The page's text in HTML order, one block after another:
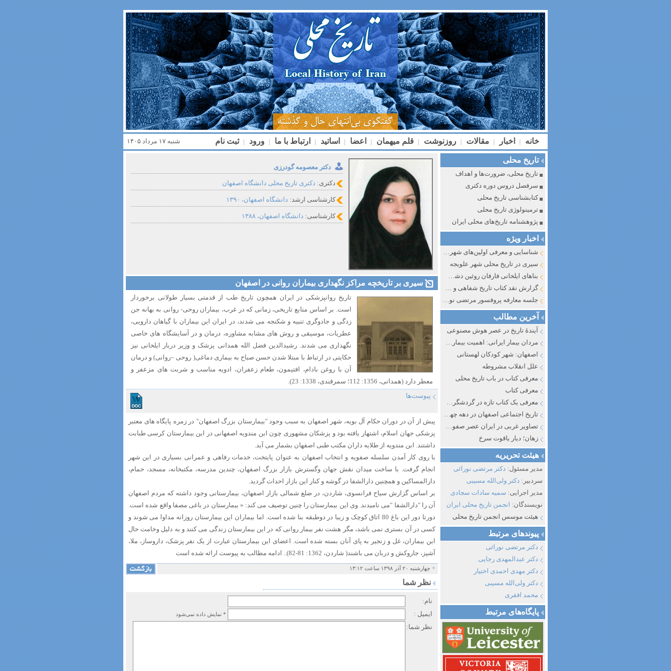
خانه | اخبار | مقالات | روزنوشت | قلم میهمان | اعضا | اساتید | ارتباط با ما | ورود | ثبت نام شنبه ۱۷ مرداد ۱۴۰۵
تاریخ محلی
تاریخ محلی، ضرورت‌ها و اهداف
سرفصل دروس دوره دکتری
کتابشناسی تاریخ محلی
ترمینولوژی تاریخ محلی
پژوهشنامه تاریخ‌های محلی ایران
اخبار ویژه
شناسایی و معرفی اولین‌های شهر مشهد
سیری در تاریخ محلی شهر علویجه
بناهای ایلخانی فارفان روئین دشت اصفهان
گزارش نقد کتاب تاریخ شفاهی و جایگاه آن در تاریخ نگاری معاصر ایران ۱۳۸۵-۱۳۵۸
جلسه معارفه پروفسور مرتضی نورائی در دپارتمان شرق‌شناسی دانشگاه صوفیا، بلغارستان
آخرین مطالب
آیندهٔ تاریخ در عصر هوش مصنوعی
مردان بیمار ایرانی: اهمیت بیماری به عنوان عاملی در تفسیر تاریخ سیاسی ایران جدید
اصفهان: شهر کودکان لهستانی
علل انقلاب مشروطه
معرفی کتاب در باب تاریخ محلی
معرفی کتاب
معرفی یک کتاب تازه در گردشگری اصفهان
تاریخ اجتماعی اصفهان در دهه چهل و پنجاه از نگاه طنز نوروز جمشاد
تصاویر غربی در ایران عصر صفوی و قاجار
زهان؛ دیار یاقوت سرخ
هیئت تحریریه
مدیر مسئول: دکتر مرتضی نورائی
سردبیر: دکتر ولی‌الله مسیبی
مدیر اجرایی: سمیه سادات سجادی
نویسندگان: انجمن تاریخ محلی ایران
هیئت موسس انجمن تاریخ محلی
پیوند‌های مرتبط
دکتر مرتضی نورائی
دکتر عبدالمهدی رجایی
دکتر مهدی احمدی اختیار
دکتر ولی‌الله مسیبی
محمد افقری
پایگاه‌های مرتبط
دکتر معصومه گودرزی
دکتری: دکتری تاریخ محلی دانشگاه اصفهان
کارشناسی ارشد: دانشگاه اصفهان، ۱۳۹۰
کارشناسی: دانشگاه اصفهان، ۱۳۸۸
سیری بر تاریخچه مراکز نگهداری بیماران روانی در اصفهان
تاریخ روانپزشکی در ایران همچون تاریخ طب از قدمتی بسیار طولانی برخوردار
است. بر اساس منابع تاریخی، زمانی که در غرب، بیماران روحی- روانی به بهانه جن
زدگی و جادوگری تنبیه و شکنجه می شدند، در ایران این بیماران با گیاهان دارویی،
عطریات، موسیقی و روش های مشابه مشاوره، درمان و در آسایشگاه های خاصی
نگهداری می شدند. رشیدالدین فضل الله همدانی پزشک و وزیر دربار ایلخانی نیز
حکایتی در ارتباط با مبتلا شدن حسن صباح به بیماری دماغی( روحی –روانی) و درمان
آن با روغن بادام، افتیمون، طعام زعفران، ادویه مناسب و شربت های مزعفر و
معطر دارد (همدانی، 1356: 112؛ سمرقندی، 1338: 23).
پیوست‌ها
پیش از آن در دوران حکام آل بویه، شهر اصفهان به سبب وجود "بیمارستان بزرگ اصفهان" در زمره پایگاه های معتبر
پزشکی جهان اسلام، اشتهار یافته بود و پزشکان مشهوری چون ابن مندویه اصفهانی در این بیمارستان کرسی طبابت
داشتند. ابن مندویه از طلایه داران مکتب طبی اصفهان بشمار می آید.
با روی کار آمدن سلسله صفویه و انتخاب اصفهان به عنوان پایتخت، خدمات رفاهی و عمرانی بسیاری در این شهر
انجام گرفت. با ساخت میدان نقش جهان وگسترش بازار بزرگ اصفهان، چندین مدرسه، مکتبخانه، مسجد، حمام،
دارالمساکین و همچنین دارالشفا در گوشه و کنار این بازار احداث گردید.
بر اساس گزارش سیاح فرانسوی، شاردن، در ضلع شمالی بازار اصفهان، بیمارستانی وجود داشته که مردم اصفهان
آن را "دارالشفا "می نامیدند. وی این بیمارستان را چنین توصیف می کند: « بیمارستان در باغی مصفا واقع شده است.
دورتا دور این باغ 80 اتاق کوچک و زیبا در دوطبقه بنا شده است. اما بیماران این بیمارستان روزانه مداوا می شوند و
کسی در آن بستری نمی باشد، مگر هشت نفر بیمار روانی که در این بیمارستان زندگی می کنند و به دلیل وخامت حال
این بیماران، غل و زنجیر به پای آنان بسته شده است. اعضای این بیمارستان عبارت از یک نفر پزشک، داروساز، ملا،
آشپز، جاروکش و دربان می باشند( شاردن، 1362: 81-82).. ادامه مطالب به پیوست ارائه شده است
+ چهارشنبه ۲۰ آذر ۱۳۹۸ ساعت ۱۳:۱۲
نظر شما
نام:
ایمیل :
* نمایش داده نمی‌شود
نظر شما: